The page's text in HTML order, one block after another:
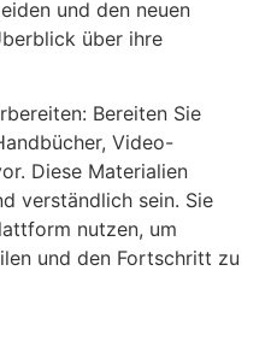
und den neuen
über ihre
Bereiten Sie
Video-
Diese Materialien
verständlich sein. Sie
nutzen, um
und den Fortschritt zu